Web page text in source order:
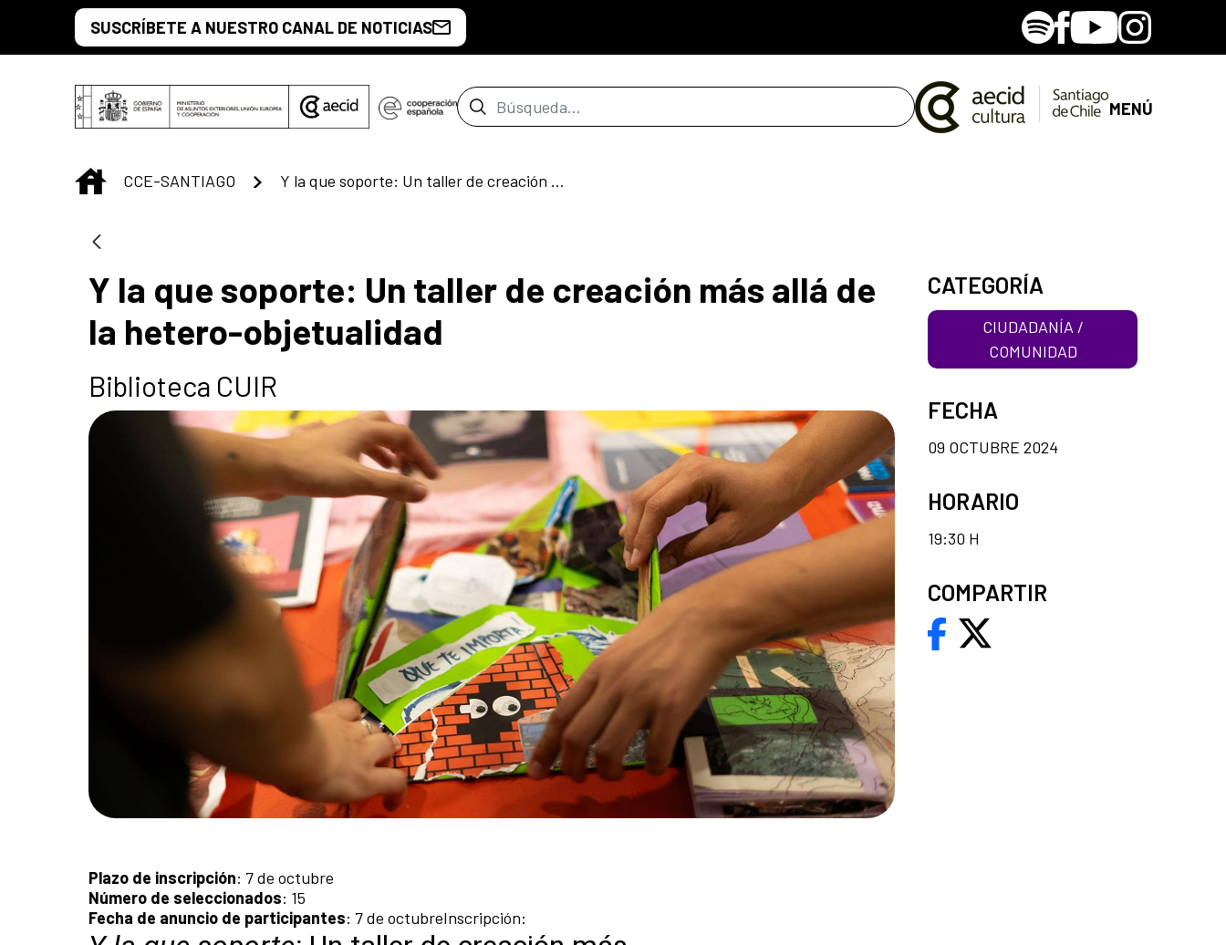
Saltar al contenido principal
SUSCRÍBETE A NUESTRO CANAL DE NOTICIAS SpotifyFacebook
YoutubeInstagram
Barra de búsqueda MENÚ
INICIO
CCE-SANTIAGO Y la que soporte: Un taller de creación más allá de la hetero-objetualidad
Y la que soporte: Un taller de creación más allá de
la hetero-objetualidad
Biblioteca CUIR
Plazo de inscripción: 7 de octubre
Número de seleccionados: 15
Fecha de anuncio de participantes: 7 de octubreInscripción:
CATEGORÍA
CIUDADANÍA /
COMUNIDAD
FECHA
09 OCTUBRE 2024
HORARIO
19:30 H
COMPARTIR